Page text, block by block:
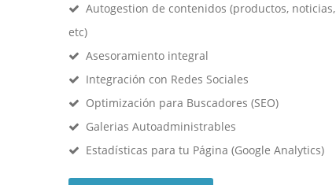
Autogestion de contenidos (productos, noticias,
etc)
Asesoramiento integral
Integración con Redes Sociales
Optimización para Buscadores (SEO)
Galerias Autoadministrables
Estadísticas para tu Página (Google Analytics)